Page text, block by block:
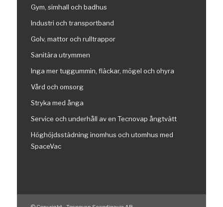
Gym, simhall och badhus
Industri och transportband
Golv, mattor och rulltrappor
Sanitära utrymmen
Inga mer tuggummin, fläckar, mögel och ohyra
Vård och omsorg
Stryka med ånga
Service och underhåll av en Tecnovap ångtvätt
Höghöjdsstädning inomhus och utomhus med
SpaceVac